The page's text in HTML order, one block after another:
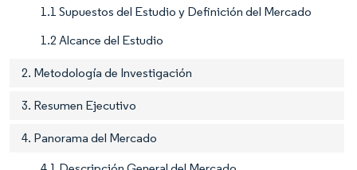
1.1 Supuestos del Estudio y Definición del Mercado
1.2 Alcance del Estudio
2. Metodología de Investigación
3. Resumen Ejecutivo
4. Panorama del Mercado